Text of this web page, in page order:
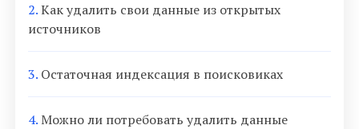
2.Как удалить свои данные из открытых
источников
3. Остаточная индексация в поисковиках
4. Можно ли потребовать удалить данные